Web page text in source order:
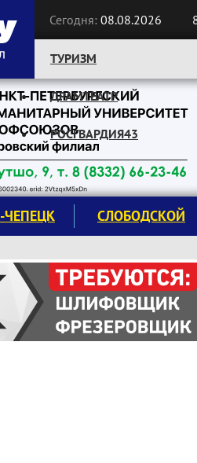
Сегодня: 08.08.2026
ТУРИЗМ
ДРАМТЕАТР
РОСГВАРДИЯ43
СЛОБОДСКОЙ